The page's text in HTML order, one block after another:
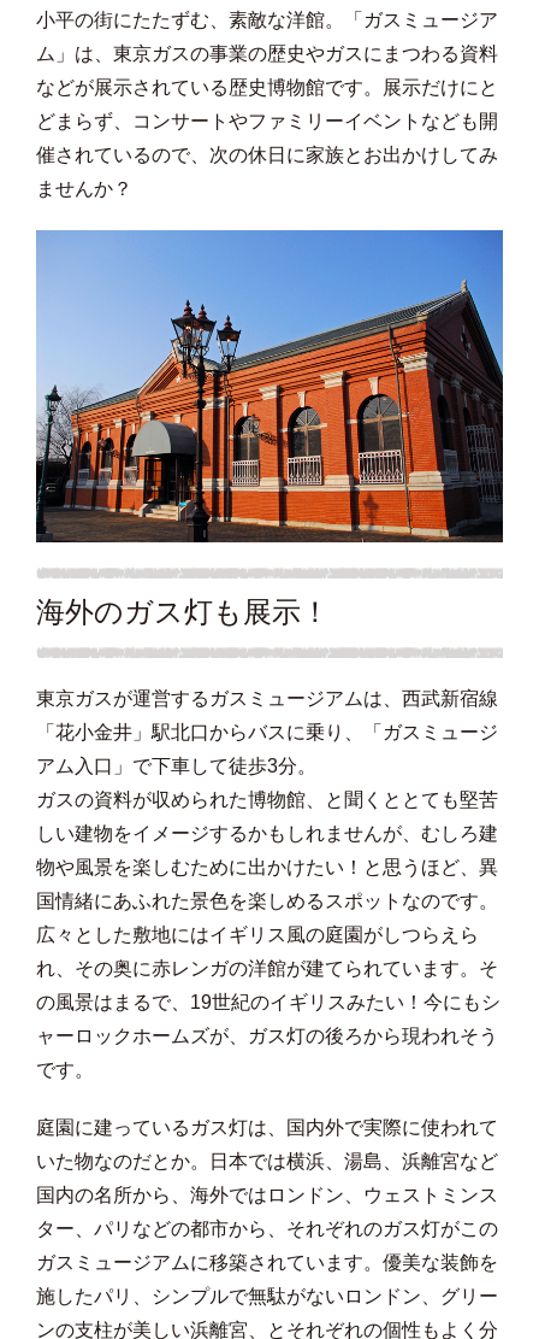
小平の街にたたずむ、素敵な洋館。「ガスミュージア
ム」は、東京ガスの事業の歴史やガスにまつわる資料
などが展示されている歴史博物館です。展示だけにと
どまらず、コンサートやファミリーイベントなども開
催されているので、次の休日に家族とお出かけしてみ
ませんか？
海外のガス灯も展示！
東京ガスが運営するガスミュージアムは、西武新宿線
「花小金井」駅北口からバスに乗り、「ガスミュージ
アム入口」で下車して徒歩3分。
ガスの資料が収められた博物館、と聞くととても堅苦
しい建物をイメージするかもしれませんが、むしろ建
物や風景を楽しむために出かけたい！と思うほど、異
国情緒にあふれた景色を楽しめるスポットなのです。
広々とした敷地にはイギリス風の庭園がしつらえら
れ、その奥に赤レンガの洋館が建てられています。そ
の風景はまるで、19世紀のイギリスみたい！今にもシ
ャーロックホームズが、ガス灯の後ろから現われそう
です。
庭園に建っているガス灯は、国内外で実際に使われて
いた物なのだとか。日本では横浜、湯島、浜離宮など
国内の名所から、海外ではロンドン、ウェストミンス
ター、パリなどの都市から、それぞれのガス灯がこの
ガスミュージアムに移築されています。優美な装飾を
施したパリ、シンプルで無駄がないロンドン、グリー
ンの支柱が美しい浜離宮、とそれぞれの個性もよく分